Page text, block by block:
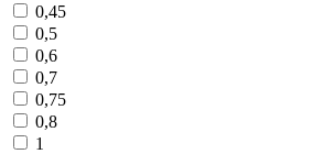
0,45
0,5
0,6
0,7
0,75
0,8
1